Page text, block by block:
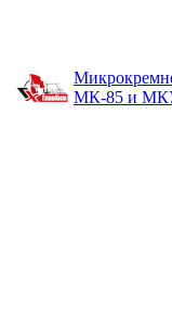
МК-85 и